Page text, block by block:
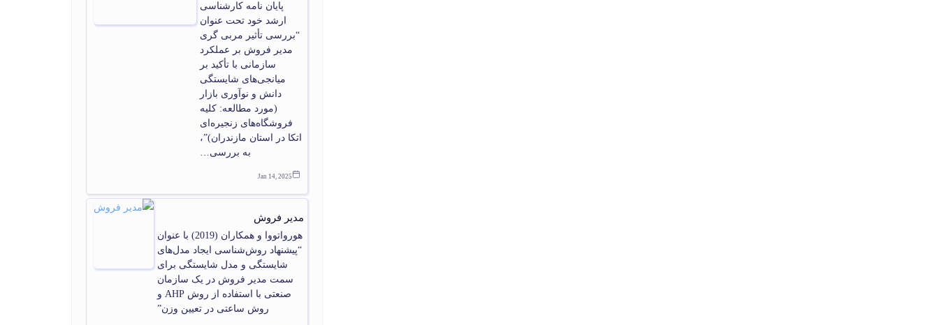
پایان‏ نامه کارشناسی
ارشد خود تحت عنوان
“بررسی تأثیر مربی گری
مدیر فروش بر عملکرد
سازمانی با تأکید بر
میانجی‌‏های شایستگی
دانش و نوآوری بازار
(مورد مطالعه: کلیه
فروشگاه‌‏های زنجیره‏‌ای
اتکا در استان مازندران)”،
به بررسی…
Jan 14, 2025
مدیر فروش
هورواتووا و همکاران (2019) با عنوان
“پیشنهاد روش‌شناسی ایجاد مدل‌های
شایستگی و مدل شایستگی برای
سمت مدیر فروش در یک سازمان
صنعتی با استفاده از روش AHP و
روش ساعتی در تعیین وزن”